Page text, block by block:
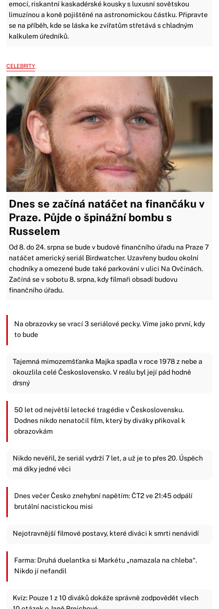
emocí, riskantní kaskadérské kousky s luxusní sovětskou
limuzínou a koně pojištěné na astronomickou částku. Připravte
se na příběh, kde se láska ke zvířatům střetává s chladným
kalkulem úředníků.
CELEBRITY
Dnes se začíná natáčet na finančáku v
Praze. Půjde o špinážní bombu s
Russelem
Od 8. do 24. srpna se bude v budově finančního úřadu na Praze 7
natáčet americký seriál Birdwatcher. Uzavřeny budou okolní
chodníky a omezené bude také parkování v ulici Na Ovčinách.
Začíná se v sobotu 8. srpna, kdy filmaři obsadí budovu
finančního úřadu.
Na obrazovky se vrací 3 seriálové pecky. Víme jako první, kdy
to bude
Tajemná mimozemšťanka Majka spadla v roce 1978 z nebe a
okouzlila celé Československo. V reálu byl její pád hodně
drsný
50 let od největší letecké tragédie v Československu.
Dodnes nikdo nenatočil film, který by diváky přikoval k
obrazovkám
Nikdo nevěřil, že seriál vydrží 7 let, a už je to přes 20. Úspěch
má díky jedné věci
Dnes večer Česko znehybní napětím: ČT2 ve 21:45 odpálí
brutální nacistickou misi
Nejotravnější filmové postavy, které diváci k smrti nenávidí
Farma: Druhá duelantka si Markétu „namazala na chleba“.
Nikdo jí nefandil
Kvíz: Pouze 1 z 10 diváků dokáže správně zodpovědět všech